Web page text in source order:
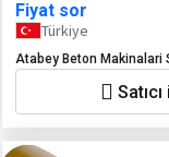
Fiyat sor
Türkiye
Atabey Beton Makinalari